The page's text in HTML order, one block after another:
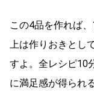
この4品を作れば
上は作りおきとし
すよ。全レシピ10
に満足感が得られ